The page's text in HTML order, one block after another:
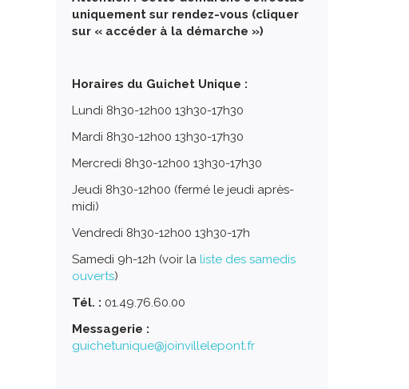
uniquement sur rendez-vous (cliquer
sur « accéder à la démarche »)
Horaires du Guichet Unique :
Lundi 8h30-12h00 13h30-17h30
Mardi 8h30-12h00 13h30-17h30
Mercredi 8h30-12h00 13h30-17h30
Jeudi 8h30-12h00 (fermé le jeudi après-
midi)
Vendredi 8h30-12h00 13h30-17h
Samedi 9h-12h (voir la liste des samedis
ouverts)
Tél. : 01.49.76.60.00
Messagerie :
guichetunique@joinvillelepont.fr